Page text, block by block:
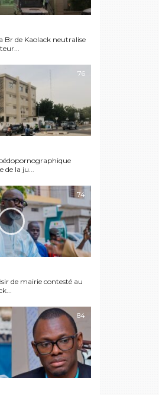
Br de Kaolack neutralise
76
de la ju...
74
de mairie contesté au
84